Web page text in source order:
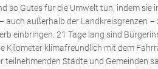
so Gutes für die Umwelt tun, indem sie
auch außerhalb der Landkreisgrenzen
einbringen. 21 Tage lang sind
Kilometer klimafreundlich mit dem
teilnehmenden Städte und Gemeinden